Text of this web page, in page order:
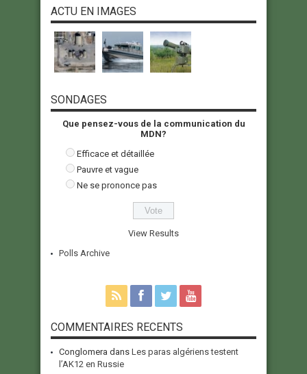
ACTU EN IMAGES
SONDAGES
Que pensez-vous de la communication du
MDN?
Efficace et détaillée
Pauvre et vague
Ne se prononce pas
View Results
Polls Archive
COMMENTAIRES RECENTS
Conglomera dans Les paras algériens testent
l’AK12 en Russie